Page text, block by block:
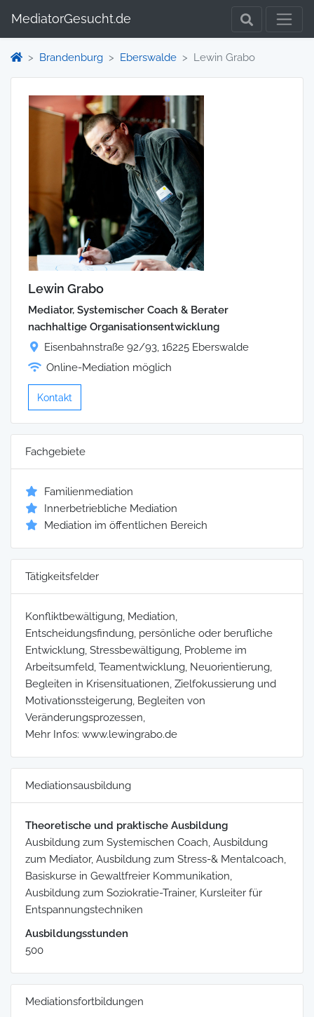
MediatorGesucht.de
Brandenburg Eberswalde Lewin Grabo
Lewin Grabo
Mediator, Systemischer Coach & Berater
nachhaltige Organisationsentwicklung
Eisenbahnstraße 92/93, 16225 Eberswalde
Online-Mediation möglich
Kontakt
Fachgebiete
Familienmediation
Innerbetriebliche Mediation
Mediation im öffentlichen Bereich
Tätigkeitsfelder
Konfliktbewältigung, Mediation,
Entscheidungsfindung, persönliche oder berufliche
Entwicklung, Stressbewältigung, Probleme im
Arbeitsumfeld, Teamentwicklung, Neuorientierung,
Begleiten in Krisensituationen, Zielfokussierung und
Motivationssteigerung, Begleiten von
Veränderungsprozessen,
Mehr Infos: www.lewingrabo.de
Mediationsausbildung
Theoretische und praktische Ausbildung
Ausbildung zum Systemischen Coach, Ausbildung
zum Mediator, Ausbildung zum Stress-& Mentalcoach,
Basiskurse in Gewaltfreier Kommunikation,
Ausbildung zum Soziokratie-Trainer, Kursleiter für
Entspannungstechniken
Ausbildungsstunden
500
Mediationsfortbildungen